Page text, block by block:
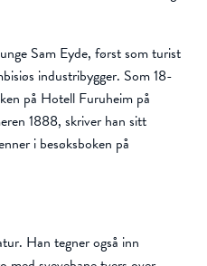
Sam Eyde, først som turist
industribygger. Som 18-
på Hotell Furuheim på
1888, skriver han sitt
i besøksboken på
Han tegner også inn